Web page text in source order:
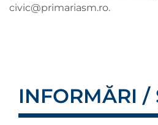
civic@primariasm.ro.
INFORMĂRI /